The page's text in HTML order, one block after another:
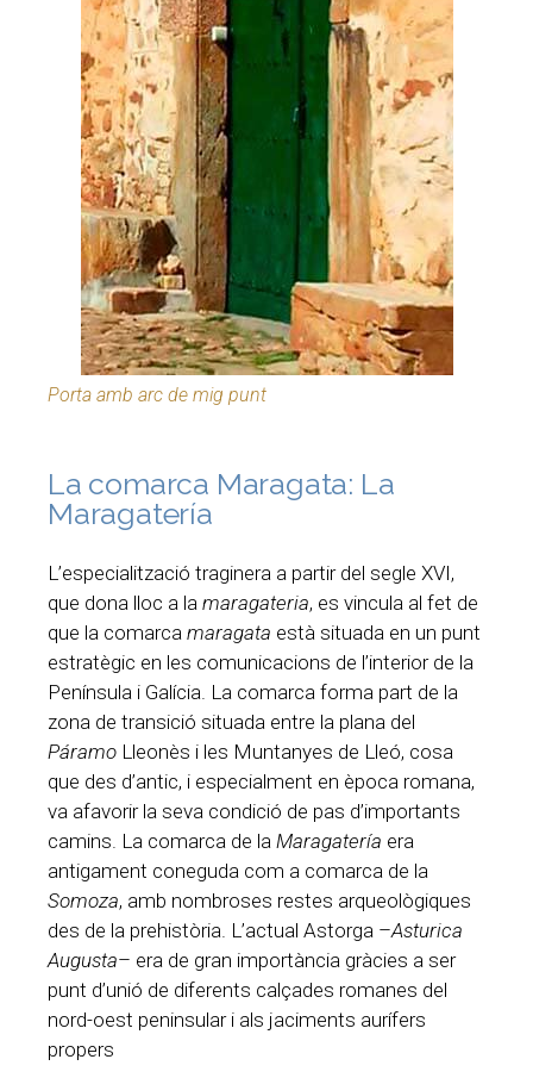
Porta amb arc de mig punt
La comarca Maragata: La
Maragatería
L’especialització traginera a partir del segle XVI,
que dona lloc a la maragateria, es vincula al fet de
que la comarca maragata està situada en un punt
estratègic en les comunicacions de l’interior de la
Península i Galícia. La comarca forma part de la
zona de transició situada entre la plana del
Páramo Lleonès i les Muntanyes de Lleó, cosa
que des d’antic, i especialment en època romana,
va afavorir la seva condició de pas d’importants
camins. La comarca de la Maragatería era
antigament coneguda com a comarca de la
Somoza, amb nombroses restes arqueològiques
des de la prehistòria. L’actual Astorga –Asturica
Augusta– era de gran importància gràcies a ser
punt d’unió de diferents calçades romanes del
nord-oest peninsular i als jaciments aurífers
propers